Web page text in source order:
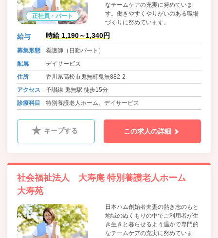
正社員・パート
なチームケアの充実に努めていま
す。働きやすくやりがいのある職場
づくりに努めています。
給与 時給 1,190～1,340円
募集形態
看護師（日勤パート）
配属
デイサービス
住所
香川県高松市鬼無町鬼無882-2
アクセス
予讃線 鬼無駅 徒歩15分
診療科目
特別養護老人ホーム、デイサービス
キープする この求人の詳細
社会福祉法人 大寿庵 特別養護老人ホーム
大寿苑
日本ハム創始者夫妻の熱き志のもと
地域のぬくもりの中でご利用者が生
き生きと暮らせるよう温かで専門的
なチームケアの充実に努めていま